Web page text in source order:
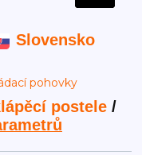
Slovensko
postele/